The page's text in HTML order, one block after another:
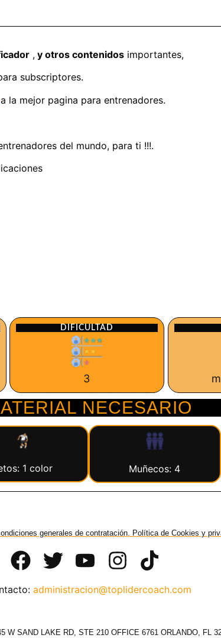
,y otros contenidosimportantes,
subscriptores.
a la mejor pagina para entrenadores.
del mundo, para ti !!!.
DIFICULTAD
3
NECESARIO
1 color Muñecos: 4
generales de contratación. Política de Cookies y
administracion@toplidercoach.com
W SAND LAKE RD, STE 210 OFFICE 6761 ORLANDO, FL